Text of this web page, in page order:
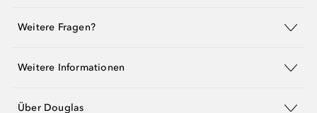
Weitere Fragen?
Weitere Informationen
Über Douglas